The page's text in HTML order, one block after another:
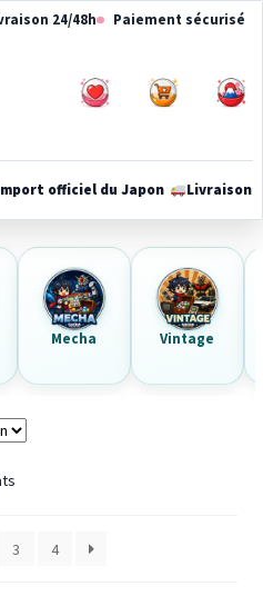
24/48h Paiement sécurisé
officiel du Japon Livraison
Mecha Vintage
Trié
récent
3 4